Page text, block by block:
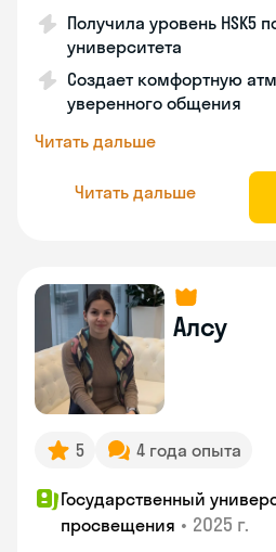
Получила уровень HSK5
университета
Создает комфортную
уверенного общения
Читать дальше
Читать дальше
Алсу
5 4 года опыта
Государственный
просвещения • 2025 г.